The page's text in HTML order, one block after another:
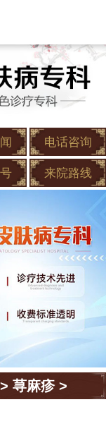
电话咨询
来院路线
荨麻疹>